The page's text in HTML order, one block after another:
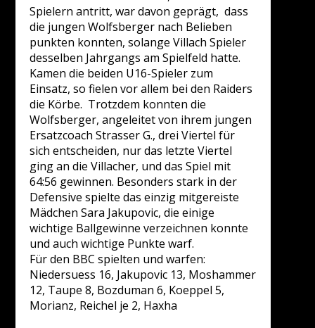
Spielern antritt, war davon geprägt, dass
die jungen Wolfsberger nach Belieben
punkten konnten, solange Villach Spieler
desselben Jahrgangs am Spielfeld hatte.
Kamen die beiden U16-Spieler zum
Einsatz, so fielen vor allem bei den Raiders
die Körbe. Trotzdem konnten die
Wolfsberger, angeleitet von ihrem jungen
Ersatzcoach Strasser G., drei Viertel für
sich entscheiden, nur das letzte Viertel
ging an die Villacher, und das Spiel mit
64:56 gewinnen. Besonders stark in der
Defensive spielte das einzig mitgereiste
Mädchen Sara Jakupovic, die einige
wichtige Ballgewinne verzeichnen konnte
und auch wichtige Punkte warf.
Für den BBC spielten und warfen:
Niedersuess 16, Jakupovic 13, Moshammer
12, Taupe 8, Bozduman 6, Koeppel 5,
Morianz, Reichel je 2, Haxha